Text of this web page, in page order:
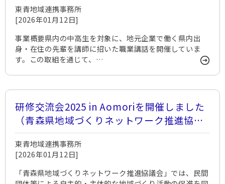
東青地域連携事務所
[2026年01月12日]
事業概要県内の中高生を対象に、地元企業で働く県内出
身・在住の先輩を講師に招いた職業講話を開催していま
す。この取組を通じて、…
研修交流会2025 in Aomoriを開催しました
（青森県地域づくりネットワーク推進協議
会）
東青地域連携事務所
[2026年01月12日]
「青森県地域づくりネットワーク推進協議会」では、民間